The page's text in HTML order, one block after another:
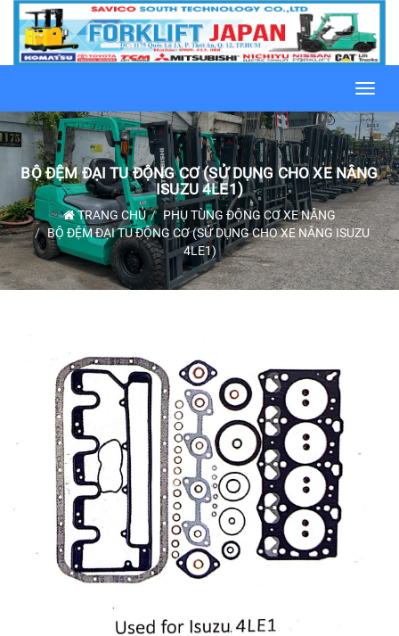
BỘ ĐỆM ĐẠI TU ĐỘNG CƠ (SỬ DỤNG CHO XE NÂNG
ISUZU 4LE1)
TRANG CHỦ
PHỤ TÙNG ĐỘNG CƠ XE NÂNG
BỘ ĐỆM ĐẠI TU ĐỘNG CƠ (SỬ DỤNG CHO XE NÂNG ISUZU
4LE1)